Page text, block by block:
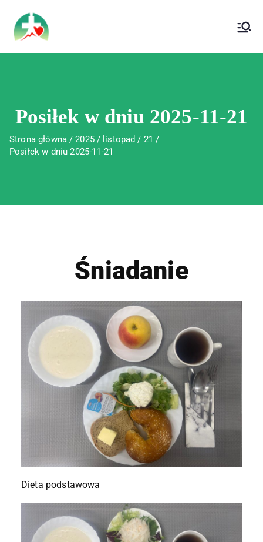
Wojewódzki Szpital Specjalistyczny im.
Św. Rafała w Czerwonej Górze
Posiłek w dniu 2025-11-21
Strona główna 2025 listopad
21
Posiłek w dniu 2025-11-21
Śniadanie
Dieta podstawowa